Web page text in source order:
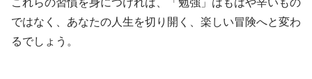
ではなく、あなたの人生を切り開く、楽しい冒険へと変わ
るでしょう。